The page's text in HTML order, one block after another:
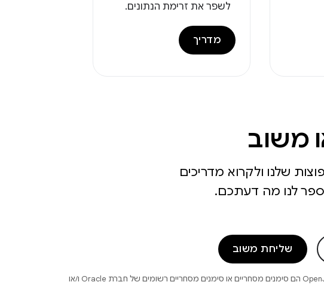
לשפר את זרימת הנתונים.
מדריך
משוב
שלנו ולקרוא מדריכים
לנו מה דעתכם.
שליחת משוב
.‏ Java ו-OpenJDK הם סימנים מסחריים או סימנים מסחריים רשומים של חברת Oracle ו/או